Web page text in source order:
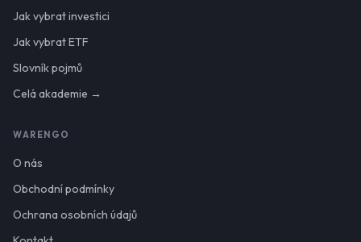
Jak vybrat investici
Jak vybrat ETF
Slovník pojmů
Celá akademie →
WARENGO
O nás
Obchodní podmínky
Ochrana osobních údajů